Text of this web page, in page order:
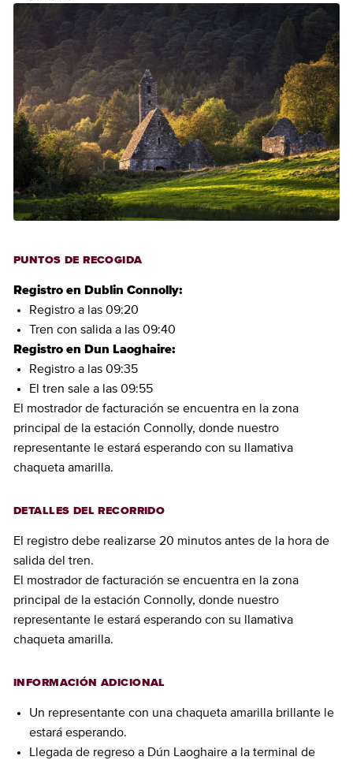
PUNTOS DE RECOGIDA
Registro en Dublin Connolly:
Registro a las 09:20
Tren con salida a las 09:40
Registro en Dun Laoghaire:
Registro a las 09:35
El tren sale a las 09:55
El mostrador de facturación se encuentra en la zona
principal de la estación Connolly, donde nuestro
representante le estará esperando con su llamativa
chaqueta amarilla.
DETALLES DEL RECORRIDO
El registro debe realizarse 20 minutos antes de la hora de
salida del tren.
El mostrador de facturación se encuentra en la zona
principal de la estación Connolly, donde nuestro
representante le estará esperando con su llamativa
chaqueta amarilla.
INFORMACIÓN ADICIONAL
Un representante con una chaqueta amarilla brillante le
estará esperando.
Llegada de regreso a Dún Laoghaire a la terminal de